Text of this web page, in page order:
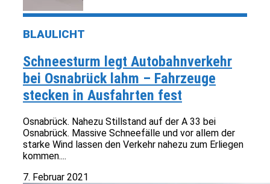
BLAULICHT
Schneesturm legt Autobahnverkehr
bei Osnabrück lahm – Fahrzeuge
stecken in Ausfahrten fest
Osnabrück. Nahezu Stillstand auf der A 33 bei
Osnabrück. Massive Schneefälle und vor allem der
starke Wind lassen den Verkehr nahezu zum Erliegen
kommen....
7. Februar 2021